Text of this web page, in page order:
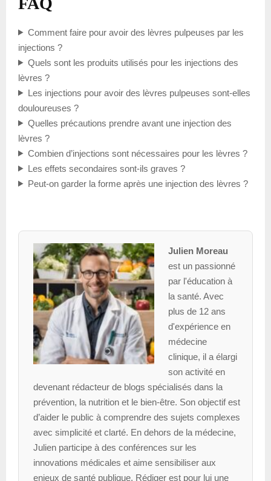
Comment faire pour avoir des lèvres pulpeuses par les
injections ?
Quels sont les produits utilisés pour les injections des
lèvres ?
Les injections pour avoir des lèvres pulpeuses sont-elles
douloureuses ?
Quelles précautions prendre avant une injection des
lèvres ?
Combien d’injections sont nécessaires pour les lèvres ?
Les effets secondaires sont-ils graves ?
Peut-on garder la forme après une injection des lèvres ?
Julien Moreau
est un passionné
par l'éducation à
la santé. Avec
plus de 12 ans
d'expérience en
médecine
clinique, il a élargi
son activité en
devenant rédacteur de blogs spécialisés dans la
prévention, la nutrition et le bien-être. Son objectif est
d’aider le public à comprendre des sujets complexes
avec simplicité et clarté. En dehors de la médecine,
Julien participe à des conférences sur les
innovations médicales et aime sensibiliser aux
enjeux de santé publique. Rédiger est pour lui une